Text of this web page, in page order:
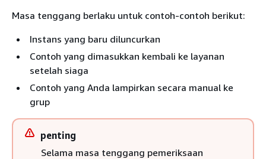
Masa tenggang berlaku untuk contoh-contoh berikut:
Instans yang baru diluncurkan
Contoh yang dimasukkan kembali ke layanan
setelah siaga
Contoh yang Anda lampirkan secara manual ke
grup
penting
Selama masa tenggang pemeriksaan